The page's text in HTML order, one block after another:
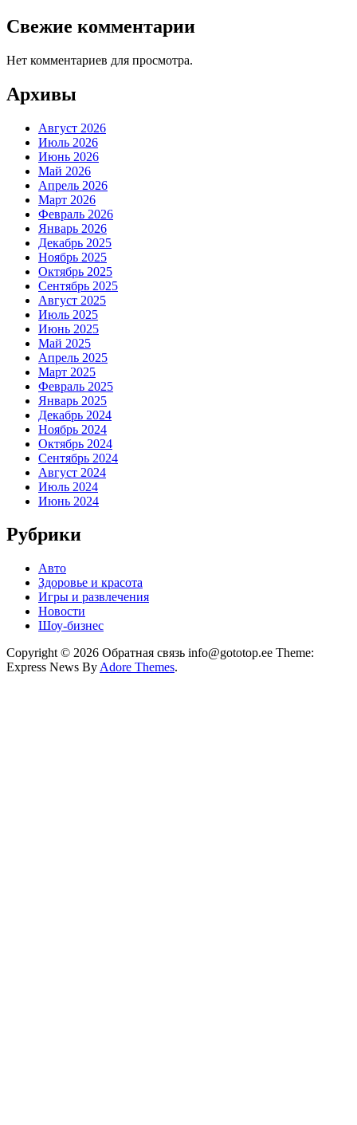
Свежие комментарии
Нет комментариев для просмотра.
Архивы
Август 2026
Июль 2026
Июнь 2026
Май 2026
Апрель 2026
Март 2026
Февраль 2026
Январь 2026
Декабрь 2025
Ноябрь 2025
Октябрь 2025
Сентябрь 2025
Август 2025
Июль 2025
Июнь 2025
Май 2025
Апрель 2025
Март 2025
Февраль 2025
Январь 2025
Декабрь 2024
Ноябрь 2024
Октябрь 2024
Сентябрь 2024
Август 2024
Июль 2024
Июнь 2024
Рубрики
Авто
Здоровье и красота
Игры и развлечения
Новости
Шоу-бизнес
Copyright © 2026 Обратная связь info@gototop.ee Theme:
Express News By Adore Themes.